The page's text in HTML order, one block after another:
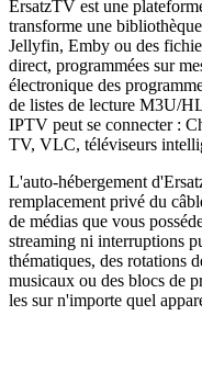
ErsatzTV est une
transforme une
Jellyfin, Emby ou des
direct, programmées sur
électronique des
de listes de lecture M3U/
IPTV peut se connecter :
TV, VLC, téléviseurs
L'auto-hébergement
remplacement privé du
de médias que vous
streaming ni interruptions
thématiques, des rotations
musicaux ou des blocs de
les sur n'importe quel